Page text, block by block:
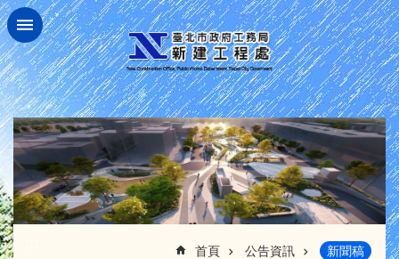
跳到主要內容區塊
首頁 公告資訊 新聞稿